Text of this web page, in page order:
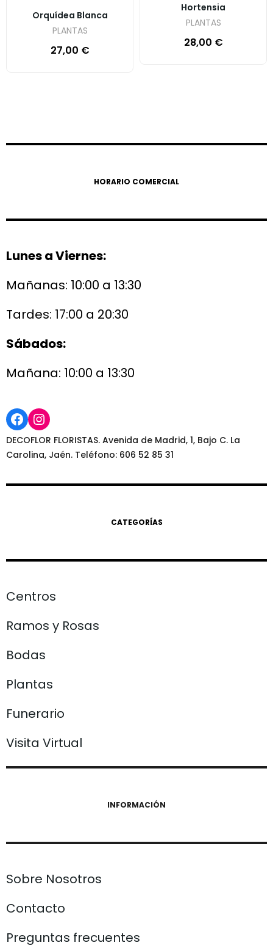
Orquídea Blanca
PLANTAS
27,00 €
Hortensia
PLANTAS
28,00 €
HORARIO COMERCIAL
Lunes a Viernes:
Mañanas: 10:00 a 13:30
Tardes: 17:00 a 20:30
Sábados:
Mañana: 10:00 a 13:30
Facebook
Instagram
DECOFLOR FLORISTAS. Avenida de Madrid, 1, Bajo C. La
Carolina, Jaén. Teléfono: 606 52 85 31
CATEGORÍAS
Centros
Ramos y Rosas
Bodas
Plantas
Funerario
Visita Virtual
INFORMACIÓN
Sobre Nosotros
Contacto
Preguntas frecuentes